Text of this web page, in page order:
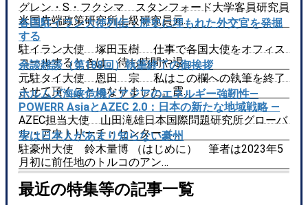
グレン・S・フクシマ スタンフォード大学客員研究員
米国先端政策研究所上級研究員元…
各国駐イラン大使列伝：歴史に埋もれた外交官を発掘
する
駐イラン大使 塚田玉樹 仕事で各国大使をオフィス
コールするときは、待ち時間や退…
余談雑談（第188回）執筆終了の御挨拶
元駐タイ大使 恩田 宗 私はこの欄への執筆を終了
させて頂くことになりました。霞…
ホルムズ海峡危機とアジアのエネルギー強靭性―
POWERR AsiaとAZEC 2.0：日本の新たな地域戦略 ―
AZEC担当大使 山田滝雄日本国際問題研究所グローバ
ル・アウトリーチ・センター（…
実は日本人があまり知らない豪州
駐豪州大使 鈴木量博 （はじめに） 筆者は2023年5
月初に前任地のトルコのアン…
最近の特集等の記事一覧